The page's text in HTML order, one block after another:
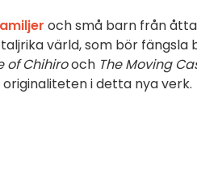
och små barn från
värld, som bör
of Chihirooch The Moving
i detta nya verk.